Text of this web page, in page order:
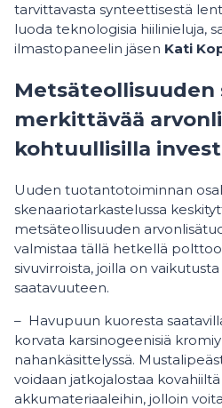
tarvittavasta synteettisestä
luoda teknologisia hiilinieluja,
ilmastopaneelin jäsen Kati
Metsäteollisuuden
merkittävää
kohtuullisilla
Uuden tuotantotoiminnan
skenaariotarkastelussa
metsäteollisuuden
valmistaa tällä hetkellä
sivuvirroista, joilla on
saatavuuteen.
– Havupuun kuoresta
korvata karsinogeenisiä
nahankäsittelyssä.
voidaan jatkojalostaa
akkumateriaaleihin, jolloin